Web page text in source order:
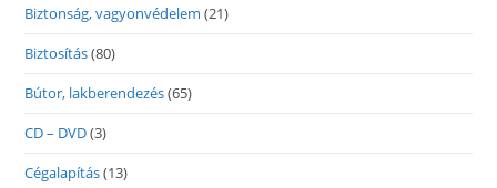
Biztonság, vagyonvédelem (21)
Biztosítás(80)
Bútor, lakberendezés(65)
CD – DVD(3)
Cégalapítás(13)